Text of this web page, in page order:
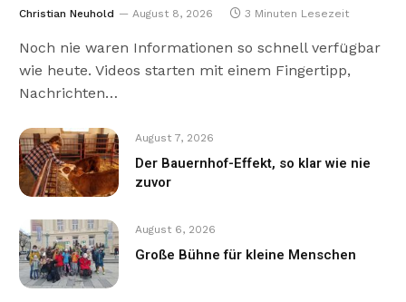
Christian Neuhold August 8, 2026 3 Minuten Lesezeit
Noch nie waren Informationen so schnell verfügbar
wie heute. Videos starten mit einem Fingertipp,
Nachrichten…
August 7, 2026
Der Bauernhof-Effekt, so klar wie nie
zuvor
August 6, 2026
Große Bühne für kleine Menschen